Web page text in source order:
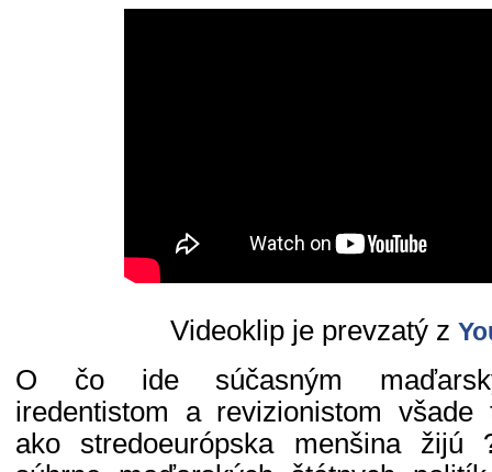
Videoklip je prevzatý z
O čo ide súčasným
iredentistom a revizionistom
ako stredoeurópska menšina